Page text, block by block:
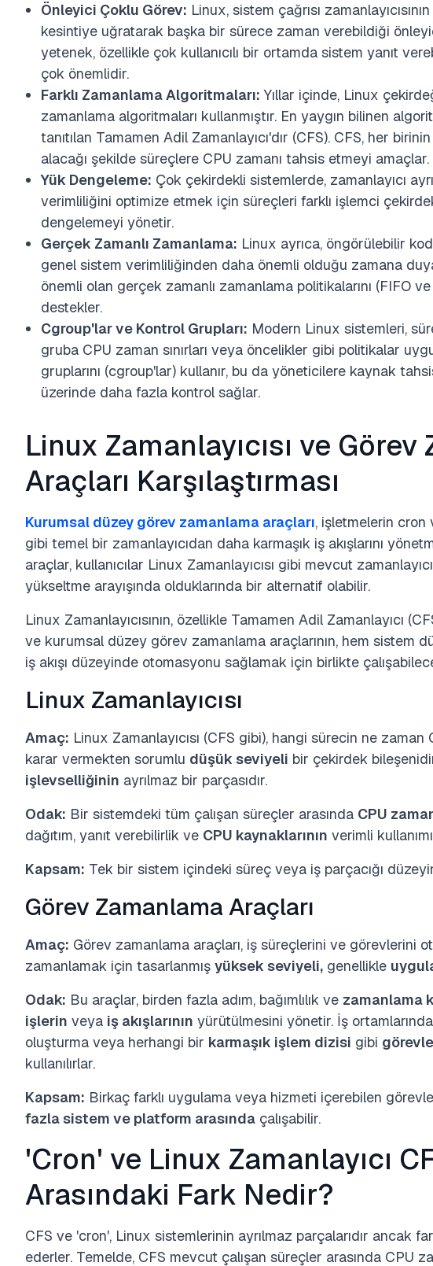
Önleyici Çoklu Görev: Linux, sistem çağrısı
kesintiye uğratarak başka bir sürece zaman verebildiği
yetenek, özellikle çok kullanıcılı bir ortamda sistem yanıt
çok önemlidir.
Farklı Zamanlama Algoritmaları: Yıllar içinde, Linux
zamanlama algoritmaları kullanmıştır. En yaygın bilinen
tanıtılan Tamamen Adil Zamanlayıcı'dır (CFS). CFS, her
alacağı şekilde süreçlere CPU zamanı tahsis etmeyi amaçlar.
Yük Dengeleme: Çok çekirdekli sistemlerde, zamanlayıcı
verimliliğini optimize etmek için süreçleri farklı işlemci
dengelemeyi yönetir.
Gerçek Zamanlı Zamanlama: Linux ayrıca, öngörülebilir
genel sistem verimliliğinden daha önemli olduğu zamana
önemli olan gerçek zamanlı zamanlama politikalarını (FIFO
destekler.
Cgroup'lar ve Kontrol Grupları: Modern Linux sistemleri,
gruba CPU zaman sınırları veya öncelikler gibi politikalar
gruplarını (cgroup'lar) kullanır, bu da yöneticilere kaynak
üzerinde daha fazla kontrol sağlar.
Linux Zamanlayıcısı ve
Araçları Karşılaştırması
Kurumsal düzey görev zamanlama araçları, işletmelerin cron
gibi temel bir zamanlayıcıdan daha karmaşık iş akışlarını
araçlar, kullanıcılar Linux Zamanlayıcısı gibi mevcut
yükseltme arayışında olduklarında bir alternatif olabilir.
Linux Zamanlayıcısının, özellikle Tamamen Adil Zamanlayıcı
ve kurumsal düzey görev zamanlama araçlarının, hem sistem
iş akışı düzeyinde otomasyonu sağlamak için birlikte
Linux Zamanlayıcısı
Amaç: Linux Zamanlayıcısı (CFS gibi), hangi sürecin ne zaman
karar vermekten sorumlu düşük seviyeli bir çekirdek
işlevselliğinin ayrılmaz bir parçasıdır.
Odak: Bir sistemdeki tüm çalışan süreçler arasında CPU
dağıtım, yanıt verebilirlik ve CPU kaynaklarının verimli
Kapsam: Tek bir sistem içindeki süreç veya iş parçacığı
Görev Zamanlama Araçları
Amaç: Görev zamanlama araçları, iş süreçlerini ve görevlerini
zamanlamak için tasarlanmış yüksek seviyeli, genellikle
Odak: Bu araçlar, birden fazla adım, bağımlılık ve zamanlama
işlerin veya iş akışlarının yürütülmesini yönetir. İş
oluşturma veya herhangi bir karmaşık işlem dizisi gibi
kullanılırlar.
Kapsam: Birkaç farklı uygulama veya hizmeti içerebilen
fazla sistem ve platform arasında çalışabilir.
'Cron' ve Linux Zamanlayıcı
Arasındaki Fark Nedir?
CFS ve 'cron', Linux sistemlerinin ayrılmaz parçalarıdır ancak
ederler. Temelde, CFS mevcut çalışan süreçler arasında CPU